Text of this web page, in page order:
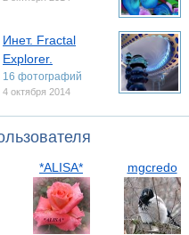
Инет. Fractal
Explorer.
16 фотографий
4 октября 2014
*ALISA* mgcredo